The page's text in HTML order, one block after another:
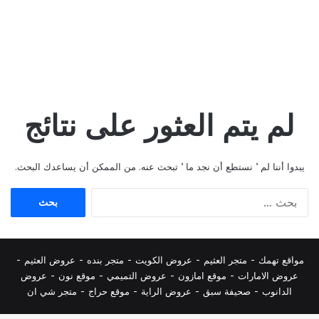
لم يتم العثور على نتائج
يبدوا أننا لم ’ نستطع أن نجد ما ’ تبحث عنه. من الممكن أن يساعدك البحث.
مواقع تهمك - متجر العثيم - عروض الكويت - متجر بنده - عروض العثيم -
عروض الامارات - موقع امازون - عروض التميمي - موقع نون - عروض
الدانوب - صحيفة سبق - عروض الراية - موقع حراج - متجر شي ان